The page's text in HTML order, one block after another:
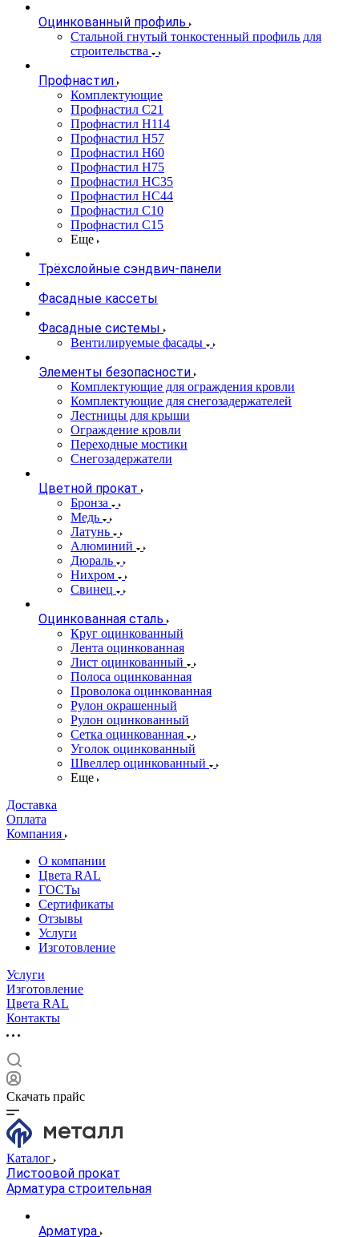
Оцинкованный профиль
Стальной гнутый тонкостенный профиль для
строительства
Профнастил
Комплектующие
Профнастил C21
Профнастил Н114
Профнастил Н57
Профнастил Н60
Профнастил Н75
Профнастил НС35
Профнастил НС44
Профнастил С10
Профнастил С15
Еще
Трёхслойные сэндвич-панели
Фасадные кассеты
Фасадные системы
Вентилируемые фасады
Элементы безопасности
Комплектующие для ограждения кровли
Комплектующие для снегозадержателей
Лестницы для крыши
Ограждение кровли
Переходные мостики
Снегозадержатели
Цветной прокат
Бронза
Медь
Латунь
Алюминий
Дюраль
Нихром
Свинец
Оцинкованная сталь
Круг оцинкованный
Лента оцинкованная
Лист оцинкованный
Полоса оцинкованная
Проволока оцинкованная
Рулон окрашенный
Рулон оцинкованный
Сетка оцинкованная
Уголок оцинкованный
Швеллер оцинкованный
Еще
Доставка
Оплата
Компания
О компании
Цвета RAL
ГОСТы
Сертификаты
Отзывы
Услуги
Изготовление
Услуги
Изготовление
Цвета RAL
Контакты
Скачать прайс
Каталог
Листоовой прокат
Арматура строительная
Арматура